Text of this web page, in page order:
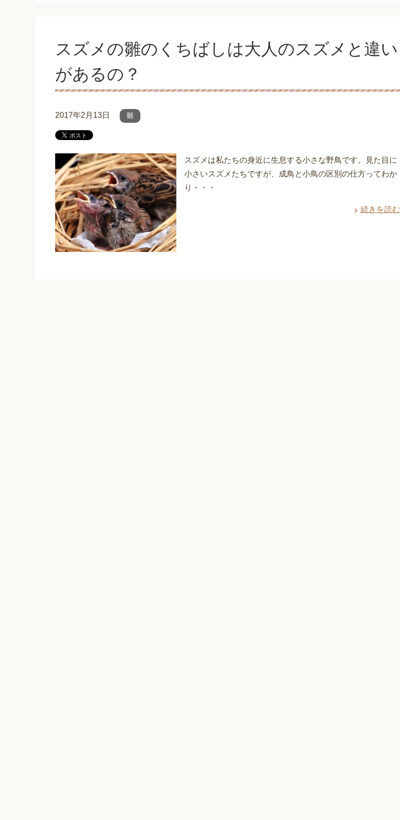
スズメの雛のくちばしは大人のスズメと違い
があるの？
2017年2月13日 雛
スズメは私たちの身近に生息する小さな野鳥です。見た目に
小さいスズメたちですが、成鳥と小鳥の区別の仕方ってわか
り・・・
続きを読む